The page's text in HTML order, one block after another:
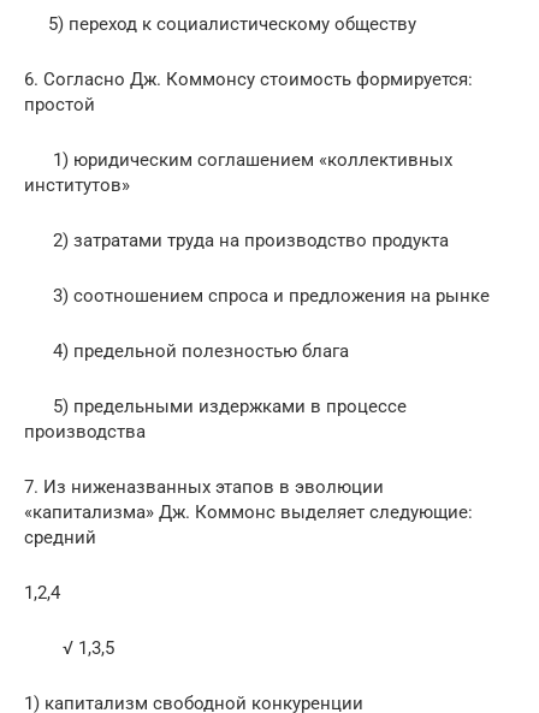
5) переход к социалистическому обществу
6. Согласно Дж. Коммонсу стоимость формируется:
простой
1) юридическим соглашением «коллективных
институтов»
2) затратами труда на производство продукта
3) соотношением спроса и предложения на рынке
4) предельной полезностью блага
5) предельными издержками в процессе
производства
7. Из ниженазванных этапов в эволюции
«капитализма» Дж. Коммонс выделяет следующие:
средний
1,2,4
√ 1,3,5
1) капитализм свободной конкуренции